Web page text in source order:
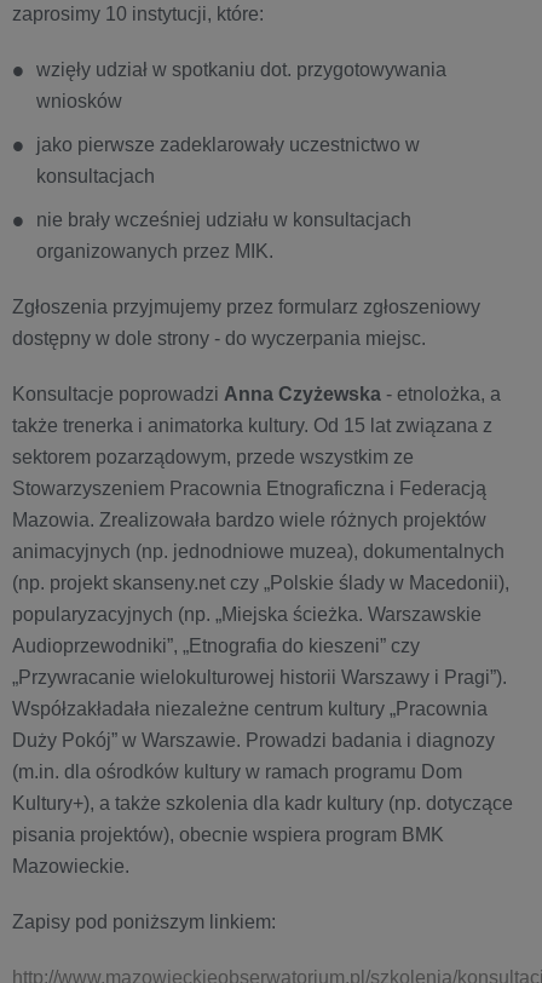
zaprosimy 10 instytucji, które:
wzięły udział w spotkaniu dot. przygotowywania
wniosków
jako pierwsze zadeklarowały uczestnictwo w
konsultacjach
nie brały wcześniej udziału w konsultacjach
organizowanych przez MIK.
Zgłoszenia przyjmujemy przez formularz zgłoszeniowy
dostępny w dole strony - do wyczerpania miejsc.
Konsultacje poprowadzi Anna Czyżewska - etnolożka, a
także trenerka i animatorka kultury. Od 15 lat związana z
sektorem pozarządowym, przede wszystkim ze
Stowarzyszeniem Pracownia Etnograficzna i Federacją
Mazowia. Zrealizowała bardzo wiele różnych projektów
animacyjnych (np. jednodniowe muzea), dokumentalnych
(np. projekt skanseny.net czy „Polskie ślady w Macedonii),
popularyzacyjnych (np. „Miejska ścieżka. Warszawskie
Audioprzewodniki”, „Etnografia do kieszeni” czy
„Przywracanie wielokulturowej historii Warszawy i Pragi”).
Współzakładała niezależne centrum kultury „Pracownia
Duży Pokój” w Warszawie. Prowadzi badania i diagnozy
(m.in. dla ośrodków kultury w ramach programu Dom
Kultury+), a także szkolenia dla kadr kultury (np. dotyczące
pisania projektów), obecnie wspiera program BMK
Mazowieckie.
Zapisy pod poniższym linkiem:
http://www.mazowieckieobserwatorium.pl/szkolenia/